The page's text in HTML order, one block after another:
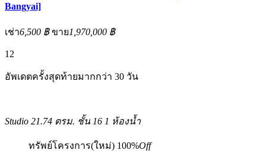
Bangyai]
เช่า6,500 ฿ ขาย1,970,000 ฿
12
อัพเดตครั้งสุดท้ายมากกว่า 30 วัน
Studio 21.74 ตรม. ชั้น 16 1 ห้องน้ำ
ทรัพย์โครงการ(ใหม่) 100%Off